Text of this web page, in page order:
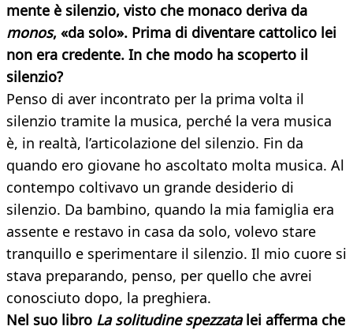
mente è silenzio, visto che monaco deriva da
monos, «da solo». Prima di diventare cattolico lei
non era credente. In che modo ha scoperto il
silenzio?
Penso di aver incontrato per la prima volta il
silenzio tramite la musica, perché la vera musica
è, in realtà, l’articolazione del silenzio. Fin da
quando ero giovane ho ascoltato molta musica. Al
contempo coltivavo un grande desiderio di
silenzio. Da bambino, quando la mia famiglia era
assente e restavo in casa da solo, volevo stare
tranquillo e sperimentare il silenzio. Il mio cuore si
stava preparando, penso, per quello che avrei
conosciuto dopo, la preghiera.
Nel suo libro La solitudine spezzata lei afferma che